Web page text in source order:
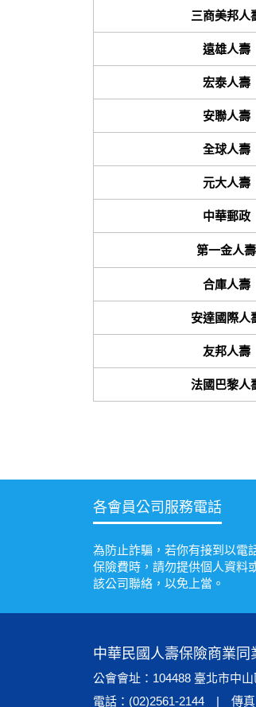
三商美邦人
遠雄人壽
宏泰人壽
安聯人壽
全球人壽
元大人壽
中華郵政
第一金人壽
合庫人壽
安達國際人
友邦人壽
法國巴黎人
各會員公司服務電話
為防止詐騙，若你有接到以電
保險費時，請勿提供個人資料
該公司聯絡，以免上當。
中華民國人壽保險商業同
公會會址：104488 臺北市中
電話：(02)2561-2144 | 傳真